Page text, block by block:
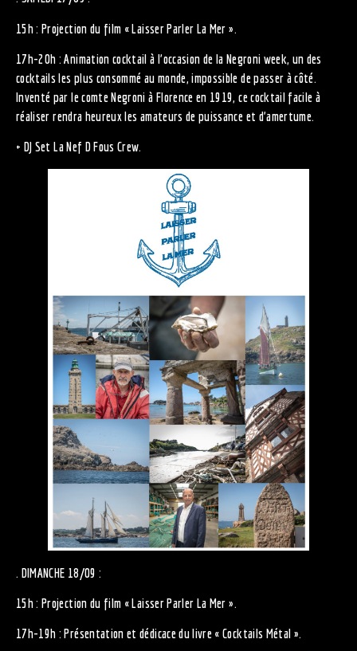
15h : Projection du film « Laisser Parler La Mer ».
17h-20h : Animation cocktail à l’occasion de la Negroni week, un des
cocktails les plus consommé au monde, impossible de passer à côté.
Inventé par le comte Negroni à Florence en 1919, ce cocktail facile à
réaliser rendra heureux les amateurs de puissance et d’amertume.
+ DJ Set La Nef D Fous Crew.
. DIMANCHE 18/09 :
15h : Projection du film « Laisser Parler La Mer ».
17h-19h : Présentation et dédicace du livre « Cocktails Métal ».